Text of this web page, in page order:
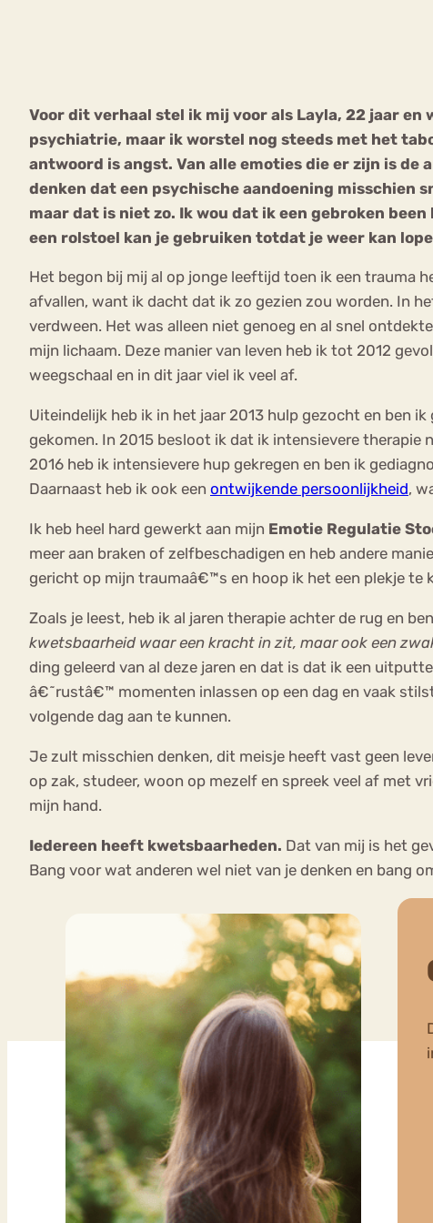
Voor dit verhaal stel ik mij voor als Layla, 22 jaar
psychiatrie, maar ik worstel nog steeds met het
antwoord is angst. Van alle emoties die er zijn is
denken dat een psychische aandoening misschien
maar dat is niet zo. Ik wou dat ik een gebroken
een rolstoel kan je gebruiken totdat je weer kan
Het begon bij mij al op jonge leeftijd toen ik een trauma
afvallen, want ik dacht dat ik zo gezien zou worden. In
verdween. Het was alleen niet genoeg en al snel
mijn lichaam. Deze manier van leven heb ik tot 2012
weegschaal en in dit jaar viel ik veel af.
Uiteindelijk heb ik in het jaar 2013 hulp gezocht en ben
gekomen. In 2015 besloot ik dat ik intensievere
2016 heb ik intensievere hup gekregen en ben ik
Daarnaast heb ik ook een ontwijkende persoonlijkheid,
Ik heb heel hard gewerkt aan mijn Emotie Regulatie
meer aan braken of zelfbeschadigen en heb andere
gericht op mijn traumaâ€™s en hoop ik het een plekje te
Zoals je leest, heb ik al jaren therapie achter de rug en
kwetsbaarheid waar een kracht in zit, maar ook een
ding geleerd van al deze jaren en dat is dat ik een
â€˜rustâ€™ momenten inlassen op een dag en vaak
volgende dag aan te kunnen.
Je zult misschien denken, dit meisje heeft vast geen
op zak, studeer, woon op mezelf en spreek veel af met
mijn hand.
Iedereen heeft kwetsbaarheden. Dat van mij is het
Bang voor wat anderen wel niet van je denken en bang
Boulimia Nervosa Eetstoornis
Orthorexia
Afvallen Angst